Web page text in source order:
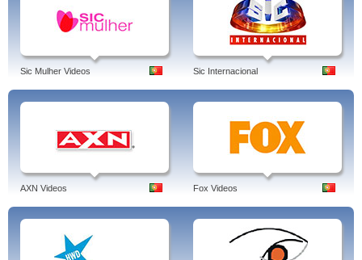
Sic Mulher Videos Sic Internacional
AXN Videos Fox Videos